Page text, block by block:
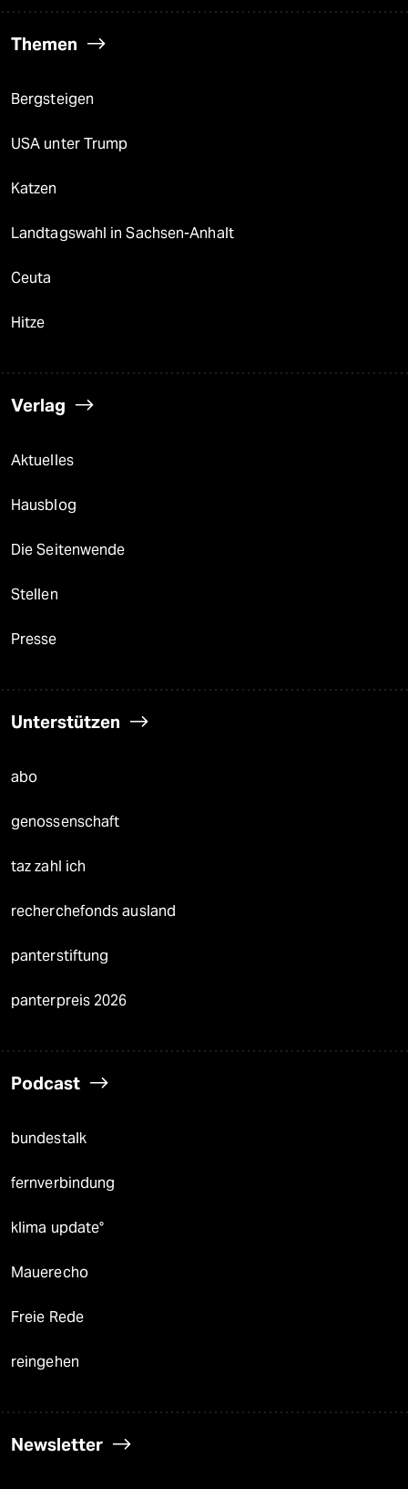
Themen
Bergsteigen
USA unter Trump
Katzen
Landtagswahl in Sachsen-Anhalt
Ceuta
Hitze
Verlag
Aktuelles
Hausblog
Die Seitenwende
Stellen
Presse
Unterstützen
abo
genossenschaft
taz zahl ich
recherchefonds ausland
panterstiftung
panterpreis 2026
Podcast
bundestalk
fernverbindung
klima update°
Mauerecho
Freie Rede
reingehen
Newsletter